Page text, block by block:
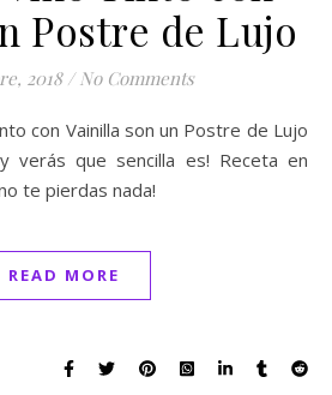
Postre de Lujo
2018 / No Comments
verás que sencilla es! Receta en
te pierdas nada!
READ MORE